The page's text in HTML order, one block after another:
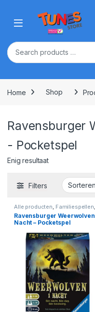
Open
Home Shop
Ravensburger
- Pocketspel
Enig resultaat
Filters
Alle producten, Familiespellen,
Spellen
Ravensburger Weerwolven
Nacht – Pocketspel